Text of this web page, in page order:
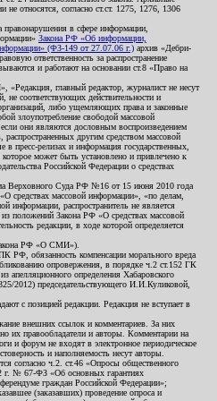
не относятся, согласно ст.ст. 1275, 1276, 1306
правонарушения в сфере информации,
Закона РФ «Об информации,
(ФЗ-149 от 27.07.06 г.) архив «Дебри-
ответственность за распространение
и работают на основании ст.8 «Право на
главный редактор, журналист не несут
не соответствующих действительности и
либо ущемляющих права и законные
злоупотребление свободой массовой
они являются дословным воспроизведением
другим средством массовой
пресс-релизах и информация государственных,
может быть установлено и привлечено к
Российской Федерации о средствах
Верховного Суда РФ №16 от 15 июня 2010 года
средствах массовой информации», «по делам,
информации, распространитель не является
положений Закона РФ «О средствах массовой
редакции, в ходе которой определяется
РФ «О СМИ»).
РФ, обязанность компенсации морального вреда
опровержения, в порядке ч.2 ст.152 ГК
апелляционного определения Хабаровского
2012) председательствующего И.И.Куликовой,
с позицией редакции. Редакция не вступает в
внешних ссылок и комментариев. За них
их правообладатели и авторы. Комментарии на
и форум не входят в электронное периодическое
и наполняемость несут авторы.
согласно ч.2. ст.46 «Опросы общественного
г. № 67-ФЗ «Об основных гарантиях
граждан Российской Федерации»;
(заказавших) проведение опроса и